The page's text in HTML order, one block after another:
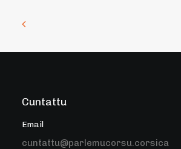
Cuntattu
Email
cuntattu@parlemucorsu.corsica